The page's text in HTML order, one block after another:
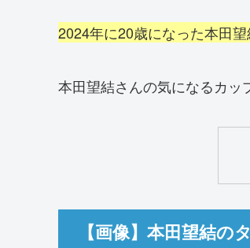
2024年に20歳になった本田
本田望結さんの気になるカッ
【画像】本田望結の